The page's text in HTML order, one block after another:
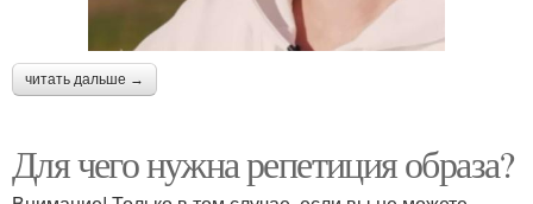
читать дальше →
Для чего нужна репетиция образа?